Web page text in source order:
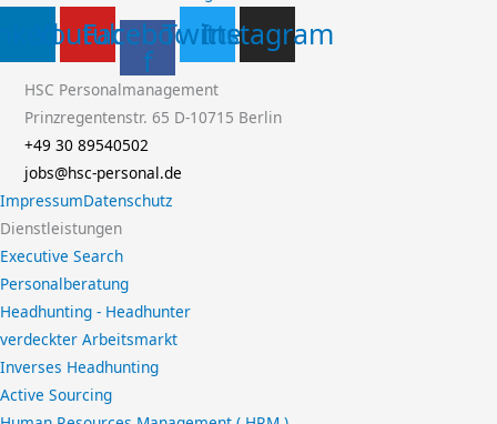
Youtube
Facebook-
f
Twitter
Instagram
HSC Personalmanagement
Prinzregentenstr. 65 D-10715 Berlin
+49 30 89540502
jobs@hsc-personal.de
ImpressumDatenschutz
Dienstleistungen
Executive Search
Personalberatung
Headhunting - Headhunter
verdeckter Arbeitsmarkt
Inverses Headhunting
Active Sourcing